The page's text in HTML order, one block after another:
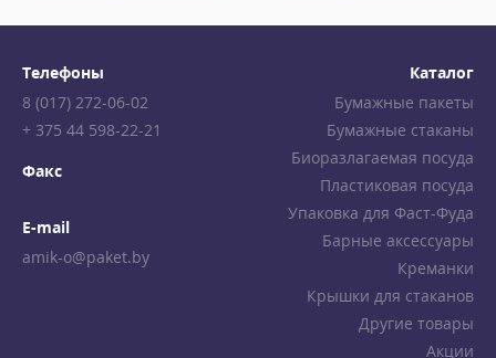
Телефоны
8 (017) 272-06-02
+ 375 44 598-22-21
Факс
E-mail
amik-o@paket.by
Каталог
Бумажные пакеты
Бумажные стаканы
Биоразлагаемая посуда
Пластиковая посуда
Упаковка для Фаст-Фуда
Барные аксессуары
Креманки
Крышки для стаканов
Другие товары
Акции